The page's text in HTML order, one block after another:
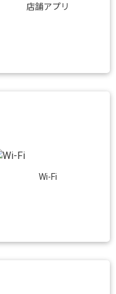
店舗アプリ
Wi-Fi